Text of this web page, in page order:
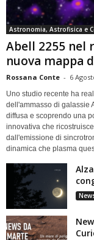
Astronomia, Astrofisica e
Abell 2255 nel
nuova mappa
Rossana Conte - 6
Uno studio recente ha
dell'ammasso di galassie
diffusa e scoprendo una
innovativa che
dall'emissione di
dinamica che plasma